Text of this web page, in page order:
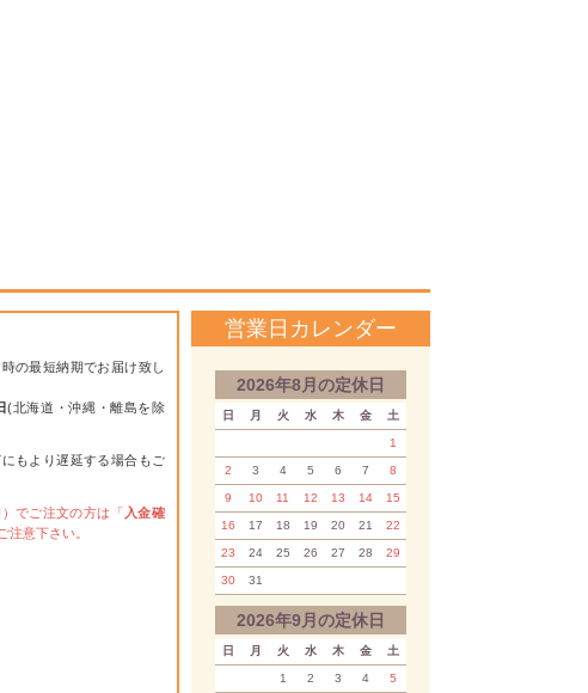
の最短納期でお届け致し
(北海道・沖縄・離島を除
もより遅延する場合もご
でご注文の方は「 入金確
注意下さい。
営業日カレンダー
2026年8月の定休日
日 月 火 水 木 金 土
1
2 3 4 5 6 7 8
9 10 11 12 13 14 15
16 17 18 19 20 21 22
23 24 25 26 27 28 29
30 31
2026年9月の定休日
日 月 火 水 木 金 土
1 2 3 4 5